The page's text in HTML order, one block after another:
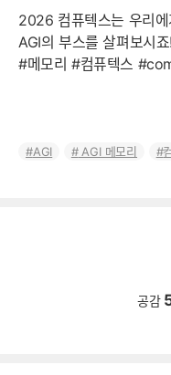
감
2026 컴퓨텍스는 우리
AGI의 부스를 살펴보시죠!
#메모리 #컴퓨텍스
AGI AGI 메모리
공감